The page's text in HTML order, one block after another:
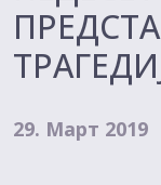
29. Март 2019